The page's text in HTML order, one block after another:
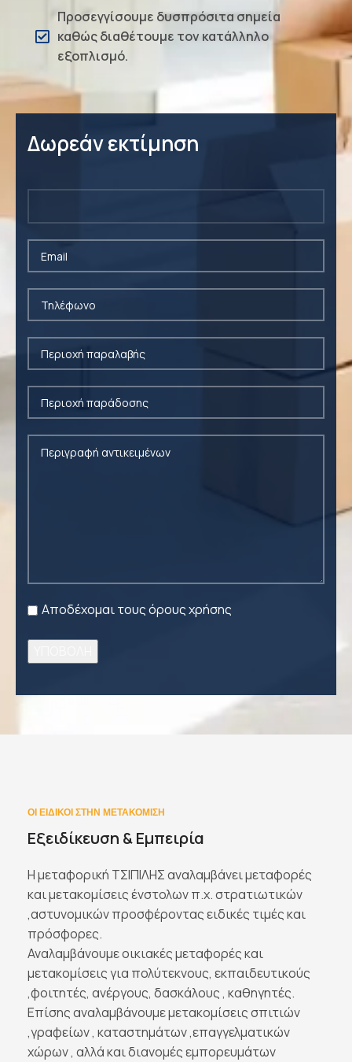
Προσεγγίσουμε δυσπρόσιτα σημεία
καθώς διαθέτουμε τον κατάλληλο
εξοπλισμό.
Δωρεάν εκτίμηση
Αποδέχομαι τους όρους χρήσης
ΟΙ ΕΙΔΙΚΟΙ ΣΤΗΝ ΜΕΤΑΚΟΜΙΣΗ
Εξειδίκευση & Εμπειρία
Η μεταφορική ΤΣΙΠΙΛΗΣ αναλαμβάνει μεταφορές
και μετακομίσεις ένστολων π.χ. στρατιωτικών
,αστυνομικών προσφέροντας ειδικές τιμές και
πρόσφορες.
Αναλαμβάνουμε οικιακές μεταφορές και
μετακομίσεις για πολύτεκνους, εκπαιδευτικούς
,φοιτητές, ανέργους, δασκάλους , καθηγητές.
Επίσης αναλαμβάνουμε μετακομίσεις σπιτιών
,γραφείων , καταστημάτων ,επαγγελματικών
χώρων , αλλά και διανομές εμπορευμάτων